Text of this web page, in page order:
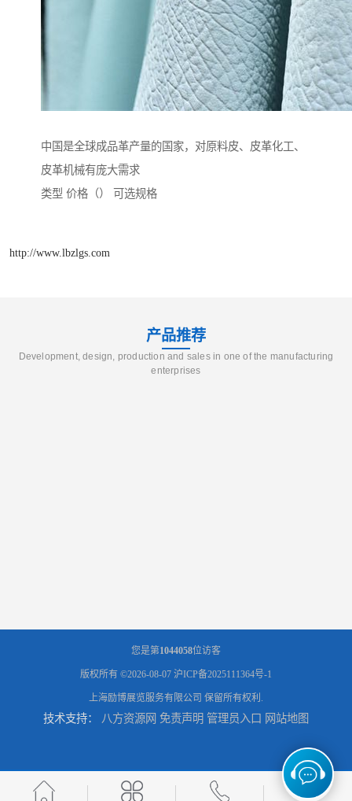
中国是全球成品革产量的国家，对原料皮、皮革化工、
皮革机械有庞大需求
类型 价格（） 可选规格
http://www.lbzlgs.com
产品推荐
Development, design, production and sales in one of the manufacturing
enterprises
您是第1044058位访客
版权所有 ©2026-08-07 沪ICP备2025111364号-1
上海励博展览服务有限公司 保留所有权利.
技术支持： 八方资源网 免责声明 管理员入口 网站地图